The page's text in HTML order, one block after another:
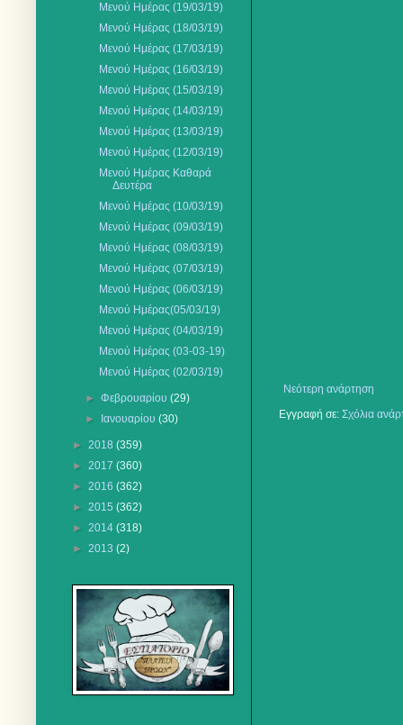
Νεότερη ανάρτηση
Εγγραφή σε: Σχόλια
Μενού Ημέρας (19/03/19)
Μενού Ημέρας (18/03/19)
Μενού Ημέρας (17/03/19)
Μενού Ημέρας (16/03/19)
Μενού Ημέρας (15/03/19)
Μενού Ημέρας (14/03/19)
Μενού Ημέρας (13/03/19)
Μενού Ημέρας (12/03/19)
Μενού Ημέρας Καθαρά
Δευτέρα
Μενού Ημέρας (10/03/19)
Μενού Ημέρας (09/03/19)
Μενού Ημέρας (08/03/19)
Μενού Ημέρας (07/03/19)
Μενού Ημέρας (06/03/19)
Μενού Ημέρας(05/03/19)
Μενού Ημέρας (04/03/19)
Μενού Ημέρας (03-03-19)
Μενού Ημέρας (02/03/19)
►Φεβρουαρίου(29)
►
Ιανουαρίου(30)
► 2018 (359)
► 2017 (360)
► 2016 (362)
► 2015 (362)
► 2014 (318)
► 2013 (2)